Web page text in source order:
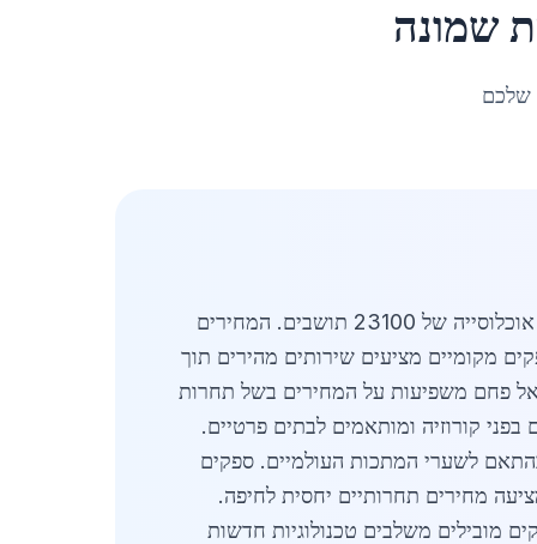
שמונה
שלכם
מעודכן לאפריל 2026. סקירה מקיפה של שוק סורגים לבית בקריית שמונה מציגה ביקוש גובר באזור הצפון עם אוכלוסייה של 23100 תושבים. המחירים
ספקים מקומיים מציעים שירותים מהירים תוך
אל פחם משפיעות על המחירים בשל תחרות
קורוזיה ומותאמים לבתים פרטיים.
לשערי המתכות העולמיים. ספקים
מחירים תחרותיים יחסית לחיפה.
שיקום. ספקים מובילים משלבים טכנולוגיות חדשות